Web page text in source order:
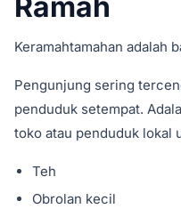
Keramahtamahan adalah
Pengunjung sering
penduduk setempat.
toko atau penduduk lokal
Teh
Obrolan kecil